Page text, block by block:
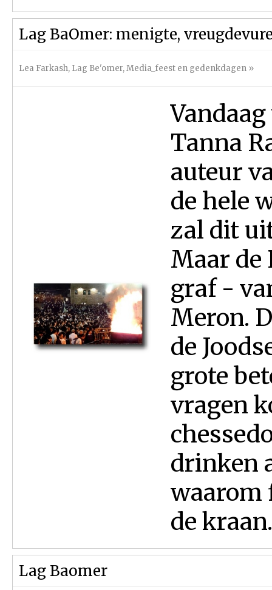
Lag BaOmer: menigte,
Lea Farkash, Lag Be'omer,Media_feest en gedenkdagen »
Tanna
auteur
de hele
zal dit
Maar de
graf -
Meron.
de
grote
vragen
drinken
waarom
de
Lag Baomer